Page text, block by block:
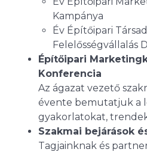
Kampánya
Év Építőipari
Felelősségvállalás
Építőipari
Konferencia
Az ágazat vezető
évente bemutatjuk a
gyakorlatokat,
Szakmai bejárások
Tagjainknak és